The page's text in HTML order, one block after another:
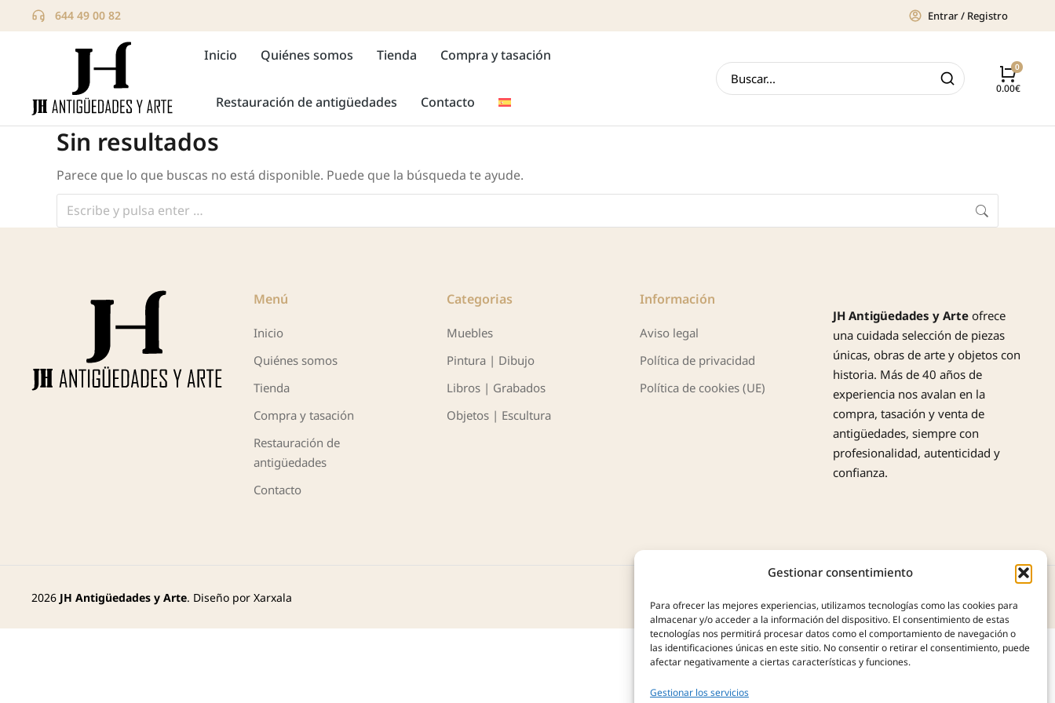
Gestionar consentimiento
Para ofrecer las mejores experiencias, utilizamos tecnologías como las cookies para
almacenar y/o acceder a la información del dispositivo. El consentimiento de estas
tecnologías nos permitirá procesar datos como el comportamiento de navegación o
las identificaciones únicas en este sitio. No consentir o retirar el consentimiento, puede
afectar negativamente a ciertas características y funciones.
Gestionar los servicios
644 49 00 82 Entrar / Registro
Inicio Quiénes somos Tienda Compra y tasación
Restauración de antigüedades Contacto
0.00€
Sin resultados
Parece que lo que buscas no está disponible. Puede que la búsqueda te ayude.
Menú
Inicio
Quiénes somos
Tienda
Compra y tasación
Restauración de
antigüedades
Contacto
Categorias
Muebles
Pintura | Dibujo
Libros | Grabados
Objetos | Escultura
Información
Aviso legal
Política de privacidad
Política de cookies (UE)
JH Antigüedades y Arte ofrece
una cuidada selección de piezas
únicas, obras de arte y objetos con
historia. Más de 40 años de
experiencia nos avalan en la
compra, tasación y venta de
antigüedades, siempre con
profesionalidad, autenticidad y
confianza.
2026 JH Antigüedades y Arte. Diseño por Xarxala